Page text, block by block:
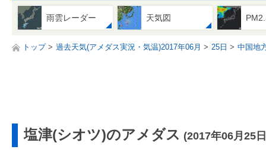
雨雲レーダー 天気図
トップ 過去天気(アメダス実況・気温)2017年06月 25日 中国地
塩津(シオツ)のアメダス (2017年06月25